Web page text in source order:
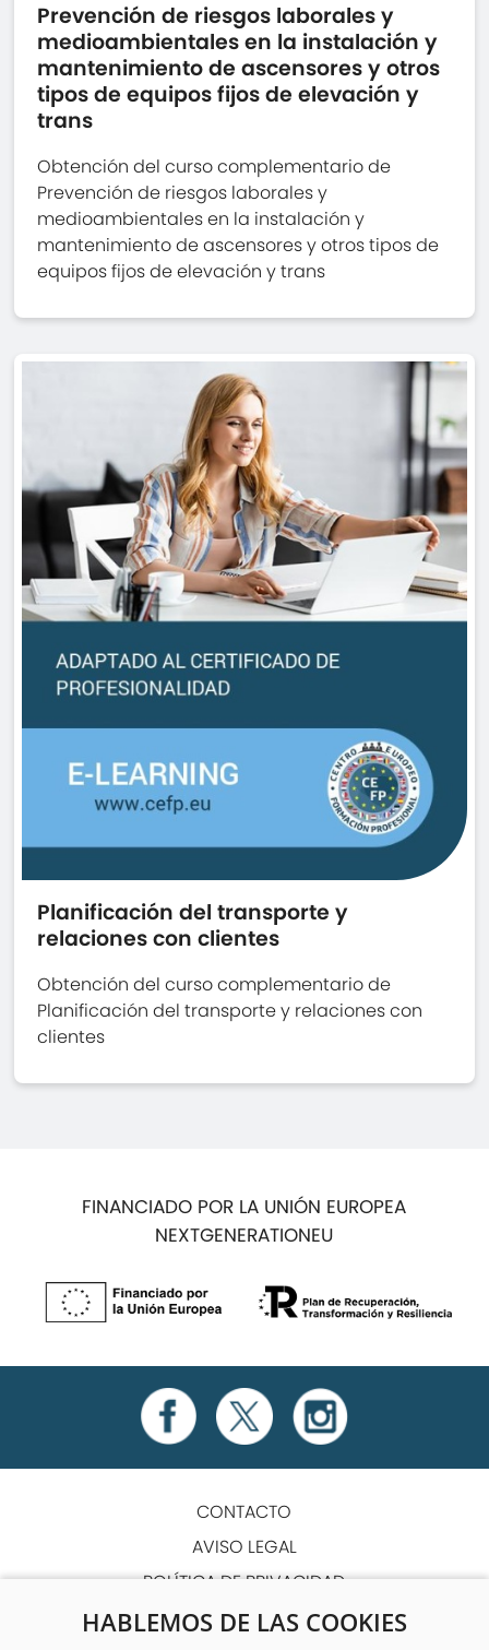
HABLEMOS DE LAS COOKIES
Prevención de riesgos laborales y
medioambientales en la instalación y
mantenimiento de ascensores y otros
tipos de equipos fijos de elevación y
trans
Obtención del curso complementario de
Prevención de riesgos laborales y
medioambientales en la instalación y
mantenimiento de ascensores y otros tipos de
equipos fijos de elevación y trans
Planificación del transporte y
relaciones con clientes
Obtención del curso complementario de
Planificación del transporte y relaciones con
clientes
FINANCIADO POR LA UNIÓN EUROPEA
NEXTGENERATIONEU
CONTACTO
AVISO LEGAL
POLÍTICA DE PRIVACIDAD
POLÍTICA DE COOKIES